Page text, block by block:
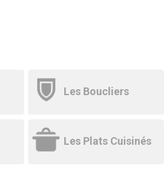
Les Boucliers
Les Plats Cuisinés